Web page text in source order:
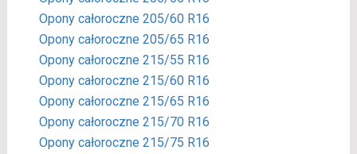
Opony całoroczne 205/60 R16
Opony całoroczne 205/65 R16
Opony całoroczne 215/55 R16
Opony całoroczne 215/60 R16
Opony całoroczne 215/65 R16
Opony całoroczne 215/70 R16
Opony całoroczne 215/75 R16